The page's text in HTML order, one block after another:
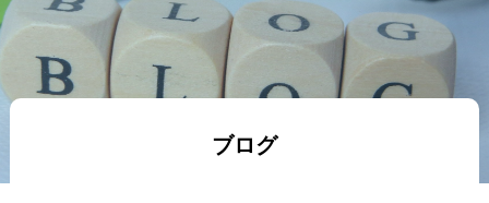
ブログ